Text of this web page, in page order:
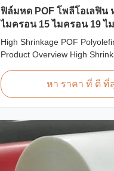
ฟิล์มหด POF โพลีโอเลฟิน
ไมครอน 15 ไมครอน 19 ไ
ไมครอน
High Shrinkage POF
Product Overview High
in 12.5micron, 15micron,
25micron thicknesses.
PE Shrinkage Ratio: Over
หา ราคา ที่ ดี ที่